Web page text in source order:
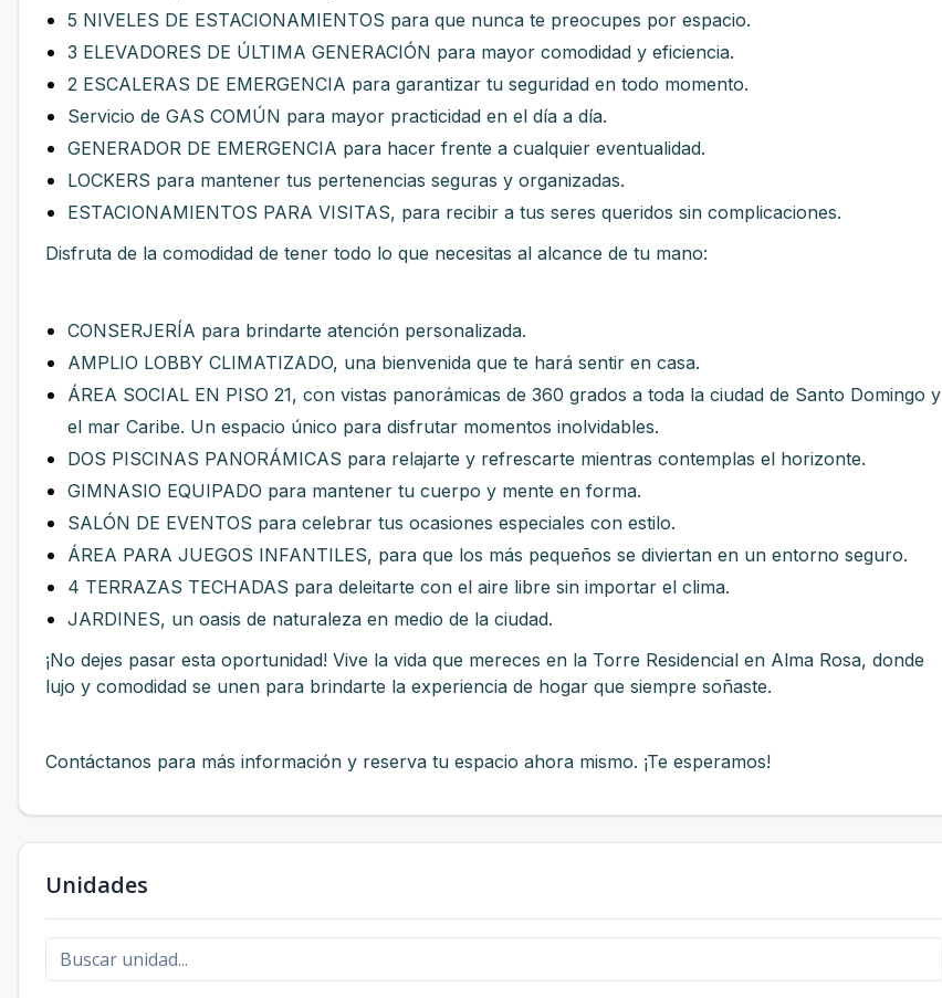
5 NIVELES DE ESTACIONAMIENTOS para que nunca te preocupes por espacio.
3 ELEVADORES DE ÚLTIMA GENERACIÓN para mayor comodidad y eficiencia.
2 ESCALERAS DE EMERGENCIA para garantizar tu seguridad en todo momento.
Servicio de GAS COMÚN para mayor practicidad en el día a día.
GENERADOR DE EMERGENCIA para hacer frente a cualquier eventualidad.
LOCKERS para mantener tus pertenencias seguras y organizadas.
ESTACIONAMIENTOS PARA VISITAS, para recibir a tus seres queridos sin complicaciones.
Disfruta de la comodidad de tener todo lo que necesitas al alcance de tu mano:
CONSERJERÍA para brindarte atención personalizada.
AMPLIO LOBBY CLIMATIZADO, una bienvenida que te hará sentir en casa.
ÁREA SOCIAL EN PISO 21, con vistas panorámicas de 360 grados a toda la ciudad de Santo Domingo y
el mar Caribe. Un espacio único para disfrutar momentos inolvidables.
DOS PISCINAS PANORÁMICAS para relajarte y refrescarte mientras contemplas el horizonte.
GIMNASIO EQUIPADO para mantener tu cuerpo y mente en forma.
SALÓN DE EVENTOS para celebrar tus ocasiones especiales con estilo.
ÁREA PARA JUEGOS INFANTILES, para que los más pequeños se diviertan en un entorno seguro.
4 TERRAZAS TECHADAS para deleitarte con el aire libre sin importar el clima.
JARDINES, un oasis de naturaleza en medio de la ciudad.
¡No dejes pasar esta oportunidad! Vive la vida que mereces en la Torre Residencial en Alma Rosa, donde
lujo y comodidad se unen para brindarte la experiencia de hogar que siempre soñaste.
Contáctanos para más información y reserva tu espacio ahora mismo. ¡Te esperamos!
Unidades